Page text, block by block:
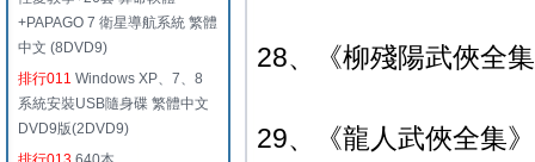
+PAPAGO 7 衛星導航系統 繁體
中文 (8DVD9)
排行011 Windows XP、7、8
系統安裝USB隨身碟 繁體中文
DVD9版(2DVD9)
28、《柳殘陽武俠全
29、《龍人武俠全集